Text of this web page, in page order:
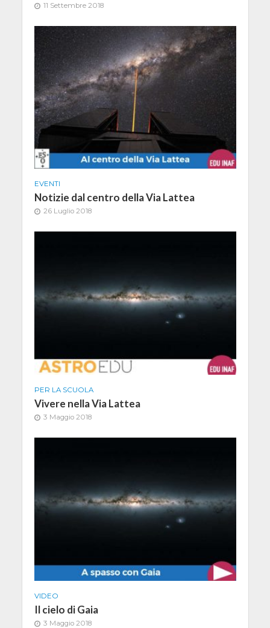
11 Settembre 2018
EVENTI
Notizie dal centro della Via Lattea
26 Luglio 2018
PER LA SCUOLA
Vivere nella Via Lattea
3 Maggio 2018
VIDEO
Il cielo di Gaia
3 Maggio 2018